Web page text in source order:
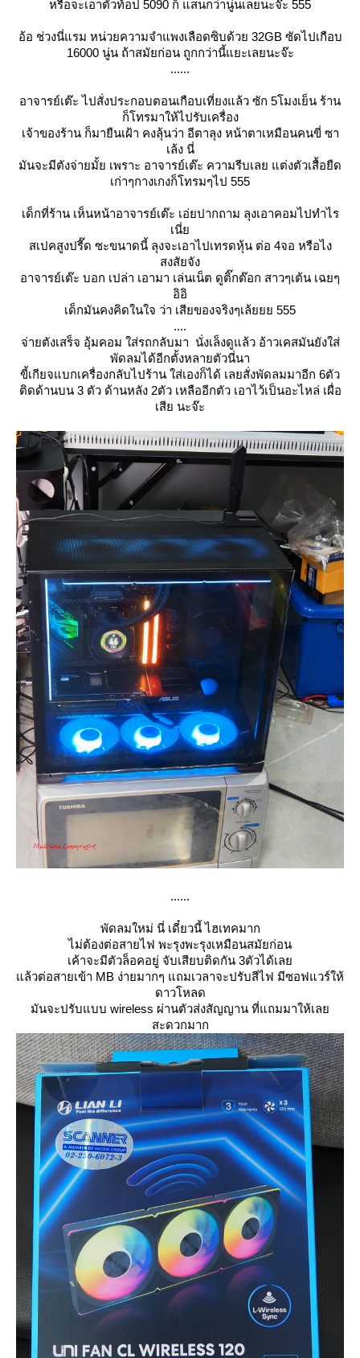
หรือจะเอาตัวท้อป 5090 ก็ แสนกว่านู่นเลยนะจ๊ะ 555
อ้อ ช่วงนี่แรม หน่วยความจำแพงเลือดซิบด้วย 32GB ซัดไปเกือบ
16000 นู่น ถ้าสมัยก่อน ถูกกว่านี้แยะเลยนะจ๊ะ
......
อาจารย์เต๊ะ ไปสั่งประกอบตอนเกือบเที่ยงแล้ว ซัก 5โมงเย็น ร้าน
ก็โทรมาให้ไปรับเครื่อง
เจ้าของร้าน ก็มายืนเฝ้า คงลุ้นว่า อีตาลุง หน้าตาเหมือนคนขี่ ซา
เล้ง นี่
มันจะมีตังจ่ายมั้ย เพราะ อาจารย์เต๊ะ ความรีบเลย แต่งตัวเสื้อยืด
เก่าๆกางเกงก็โทรมๆไป 555
เด็กที่ร้าน เห็นหน้าอาจารย์เต๊ะ เอ่ยปากถาม ลุงเอาคอมไปทำไร
เนี่
สเปคสูงปรี๊ด ซะขนาดนี้ ลุงจะเอาไปเทรดหุ้น ต่อ 4จอ หรือไง
สงสัยจัง
อาจารย์เต๊ะ บอก เปล่า เอามา เล่นเน็ต ดูติ๊กต๊อก สาวๆเต้น เฉยๆ
อิอิ
เด็กมันคงคิดในใจ ว่า เสียของจริงๆเล้ยยย 555
....
จ่ายตังเสร็จ อุ้มคอม ใส่รถกลับมา นั่งเล็งดูแล้ว อ้าวเคสมันยังใส่
พัดลมได้อีกตั้งหลายตัวนี่นา
ขี้เกียจแบกเครื่องกลับไปร้าน ใส่เองก็ได้ เลยสั่งพัดลมมาอีก 6ตัว
ติดด้านบน 3 ตัว ด้านหลัง 2ตัว เหลืออีกตัว เอาไว้เป็นอะไหล่ เผื่อ
เสีย นะจ๊ะ
......
พัดลมใหม่ นี่ เดี๋ยวนี้ ไฮเทคมาก
ไม่ต้องต่อสายไฟ พะรุงพะรุงเหมือนสมัยก่อน
เค้าจะมีตัวล็อคอยู่ จับเสียบติดกัน 3ตัวได้เล
ล้วต่อสายเข้า MB ง่ายมากๆ แถมเวลาจะปรับสีไฟ มีซอฟแวร์ให้
ดาวโหลด
มันจะปรับแบบ wireless ผ่านตัวส่งสัญญาน ที่แถมมาให้เล
สะดวกมาก